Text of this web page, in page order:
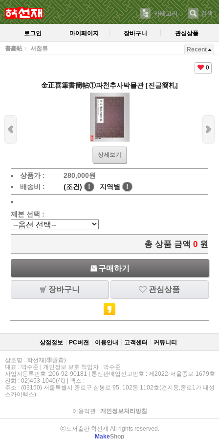
카테고리 검색
로그인 마이페이지 장바구니 관심상품
書畵帖 서첩류 Recent
0
金正喜筆書簡帖①과천추사박물관 [진글簡札]
상세보기
상품가 : 280,000원
배송비 :
(조건) ! 지역별 !
제본 선택 :
총 상품 금액 0 원
구매하기
장바구니 관심상품
상점정보 PC버젼 이용안내 고객센터 커뮤니티
상호명 : 학선재(學善齋)
대표 : 박수준 | 개인정보 보호 책임자 : 박수준
사업자등록번호 :206-92-90181 | 통신판매업신고번호 : 제2022-서울종로-1679호
전화 : 02)453-1040(代) | 팩스 :
주소 : (03150) 서울특별시 종로구 삼봉로 95, 102동 1102호(견지동,종로1가 대성
스카이렉스)
이용약관| 개인정보처리방침
ⓒ도서출판 학선재 All rights reserved.
MakeShop